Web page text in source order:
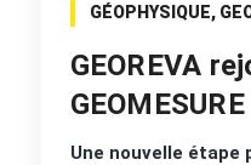
GÉOPHYSIQUE,
GEOREVA
GEOMESURE
Une nouvelle étape